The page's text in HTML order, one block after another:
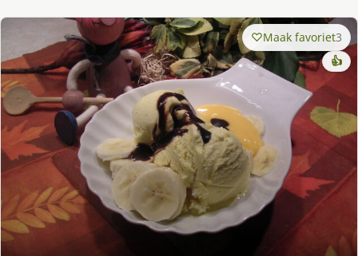
Maak favoriet3
👍